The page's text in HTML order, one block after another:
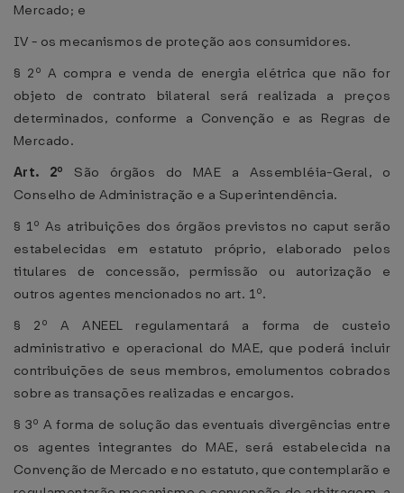
Mercado; e
IV - os mecanismos de proteção aos consumidores.
§ 2º A compra e venda de energia elétrica que não for
objeto de contrato bilateral será realizada a preços
determinados, conforme a Convenção e as Regras de
Mercado.
Art. 2º São órgãos do MAE a Assembléia-Geral, o
Conselho de Administração e a Superintendência.
§ 1º As atribuições dos órgãos previstos no caput serão
estabelecidas em estatuto próprio, elaborado pelos
titulares de concessão, permissão ou autorização e
outros agentes mencionados no art. 1º.
§ 2º A ANEEL regulamentará a forma de custeio
administrativo e operacional do MAE, que poderá incluir
contribuições de seus membros, emolumentos cobrados
sobre as transações realizadas e encargos.
§ 3º A forma de solução das eventuais divergências entre
os agentes integrantes do MAE, será estabelecida na
Convenção de Mercado e no estatuto, que contemplarão e